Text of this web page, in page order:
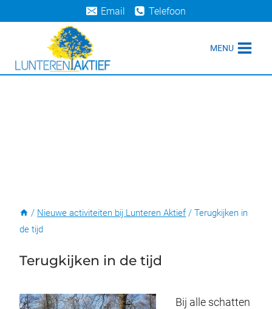
naar
Email Telefoon
MENU
/ Nieuwe activiteiten bij Lunteren Aktief / Terugkijken in
de tijd
Terugkijken in de tijd
Bij alle schatten